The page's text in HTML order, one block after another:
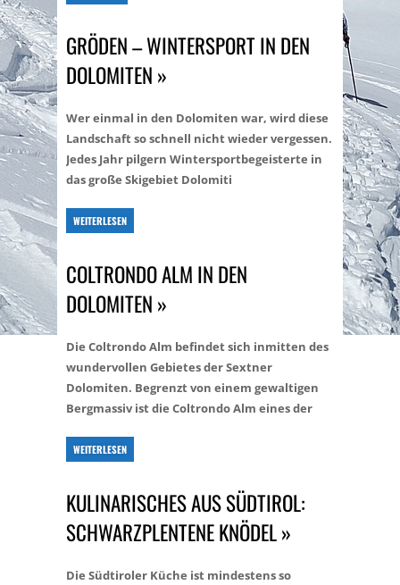
GRÖDEN – WINTERSPORT IN DEN
DOLOMITEN »
Wer einmal in den Dolomiten war, wird diese
Landschaft so schnell nicht wieder vergessen.
Jedes Jahr pilgern Wintersportbegeisterte in
das große Skigebiet Dolomiti
WEITERLESEN
COLTRONDO ALM IN DEN
DOLOMITEN »
Die Coltrondo Alm befindet sich inmitten des
wundervollen Gebietes der Sextner
Dolomiten. Begrenzt von einem gewaltigen
Bergmassiv ist die Coltrondo Alm eines der
WEITERLESEN
KULINARISCHES AUS SÜDTIROL:
SCHWARZPLENTENE KNÖDEL »
Die Südtiroler Küche ist mindestens so